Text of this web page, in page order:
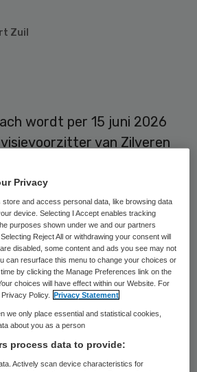
Zuil
wordt per 15 juni 2026
van Zilveren
Pensioenservices.
sinds juli 2022 directeur
Kruis. Na een
bij de Koninklijke
Langenbach in 2005 de
gezondheidszorg. Hij
als manager ICT, P&O en
Elisabeth Ziekenhuis.
Privacy
store and access personal data, like browsing data
device. Selecting I Accept enables tracking
purposes shown under we and our partners
Reject All or withdrawing your consent will
disabled, some content and ads you see may not
can resurface this menu to change your choices or
by clicking the Manage Preferences link on the
choices will have effect within our Website. For
Policy.
Privacy Statement
we only place essential and statistical cookies,
about you as a person
process data to provide:
Actively scan device characteristics for